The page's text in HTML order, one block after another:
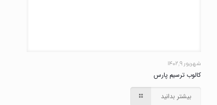
شهریور ۹, ۱۴۰۲
کالوب ترسیم پارس
بیشتر بدانید